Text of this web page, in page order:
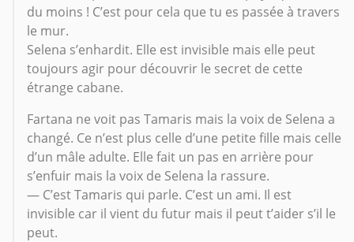
du moins ! C’est pour cela que tu es passée à travers
le mur.
Selena s’enhardit. Elle est invisible mais elle peut
toujours agir pour découvrir le secret de cette
étrange cabane.
Fartana ne voit pas Tamaris mais la voix de Selena a
changé. Ce n’est plus celle d’une petite fille mais celle
d’un mâle adulte. Elle fait un pas en arrière pour
s’enfuir mais la voix de Selena la rassure.
— C’est Tamaris qui parle. C’est un ami. Il est
invisible car il vient du futur mais il peut t’aider s’il le
peut.